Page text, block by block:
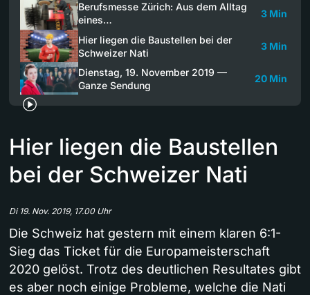
Berufsmesse Zürich: Aus dem Alltag
eines…
3 Min
Hier liegen die Baustellen bei der
Schweizer Nati
3 Min
Dienstag, 19. November 2019 —
Ganze Sendung
20 Min
Hier liegen die Baustellen
bei der Schweizer Nati
Di 19. Nov. 2019, 17.00 Uhr
Die Schweiz hat gestern mit einem klaren 6:1-
Sieg das Ticket für die Europameisterschaft
2020 gelöst. Trotz des deutlichen Resultates gibt
es aber noch einige Probleme, welche die Nati